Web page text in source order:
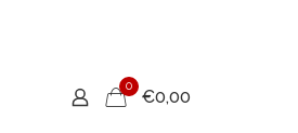
0
€0,00